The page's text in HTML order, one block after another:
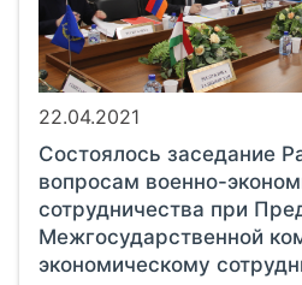
22.04.2021
Состоялось заседание
вопросам военно-
сотрудничества при
Межгосударственной
экономическому